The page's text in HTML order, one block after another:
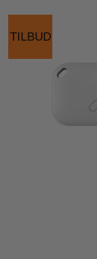
TILBUD